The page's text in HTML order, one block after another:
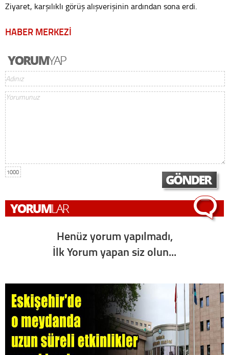
Ziyaret, karşılıklı görüş alışverişinin ardından sona erdi.
HABER MERKEZİ
1000
Henüz yorum yapılmadı,
İlk Yorum yapan siz olun...